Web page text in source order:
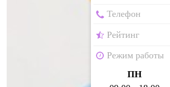
Телефон
Рейтинг
Режим работы
ПН